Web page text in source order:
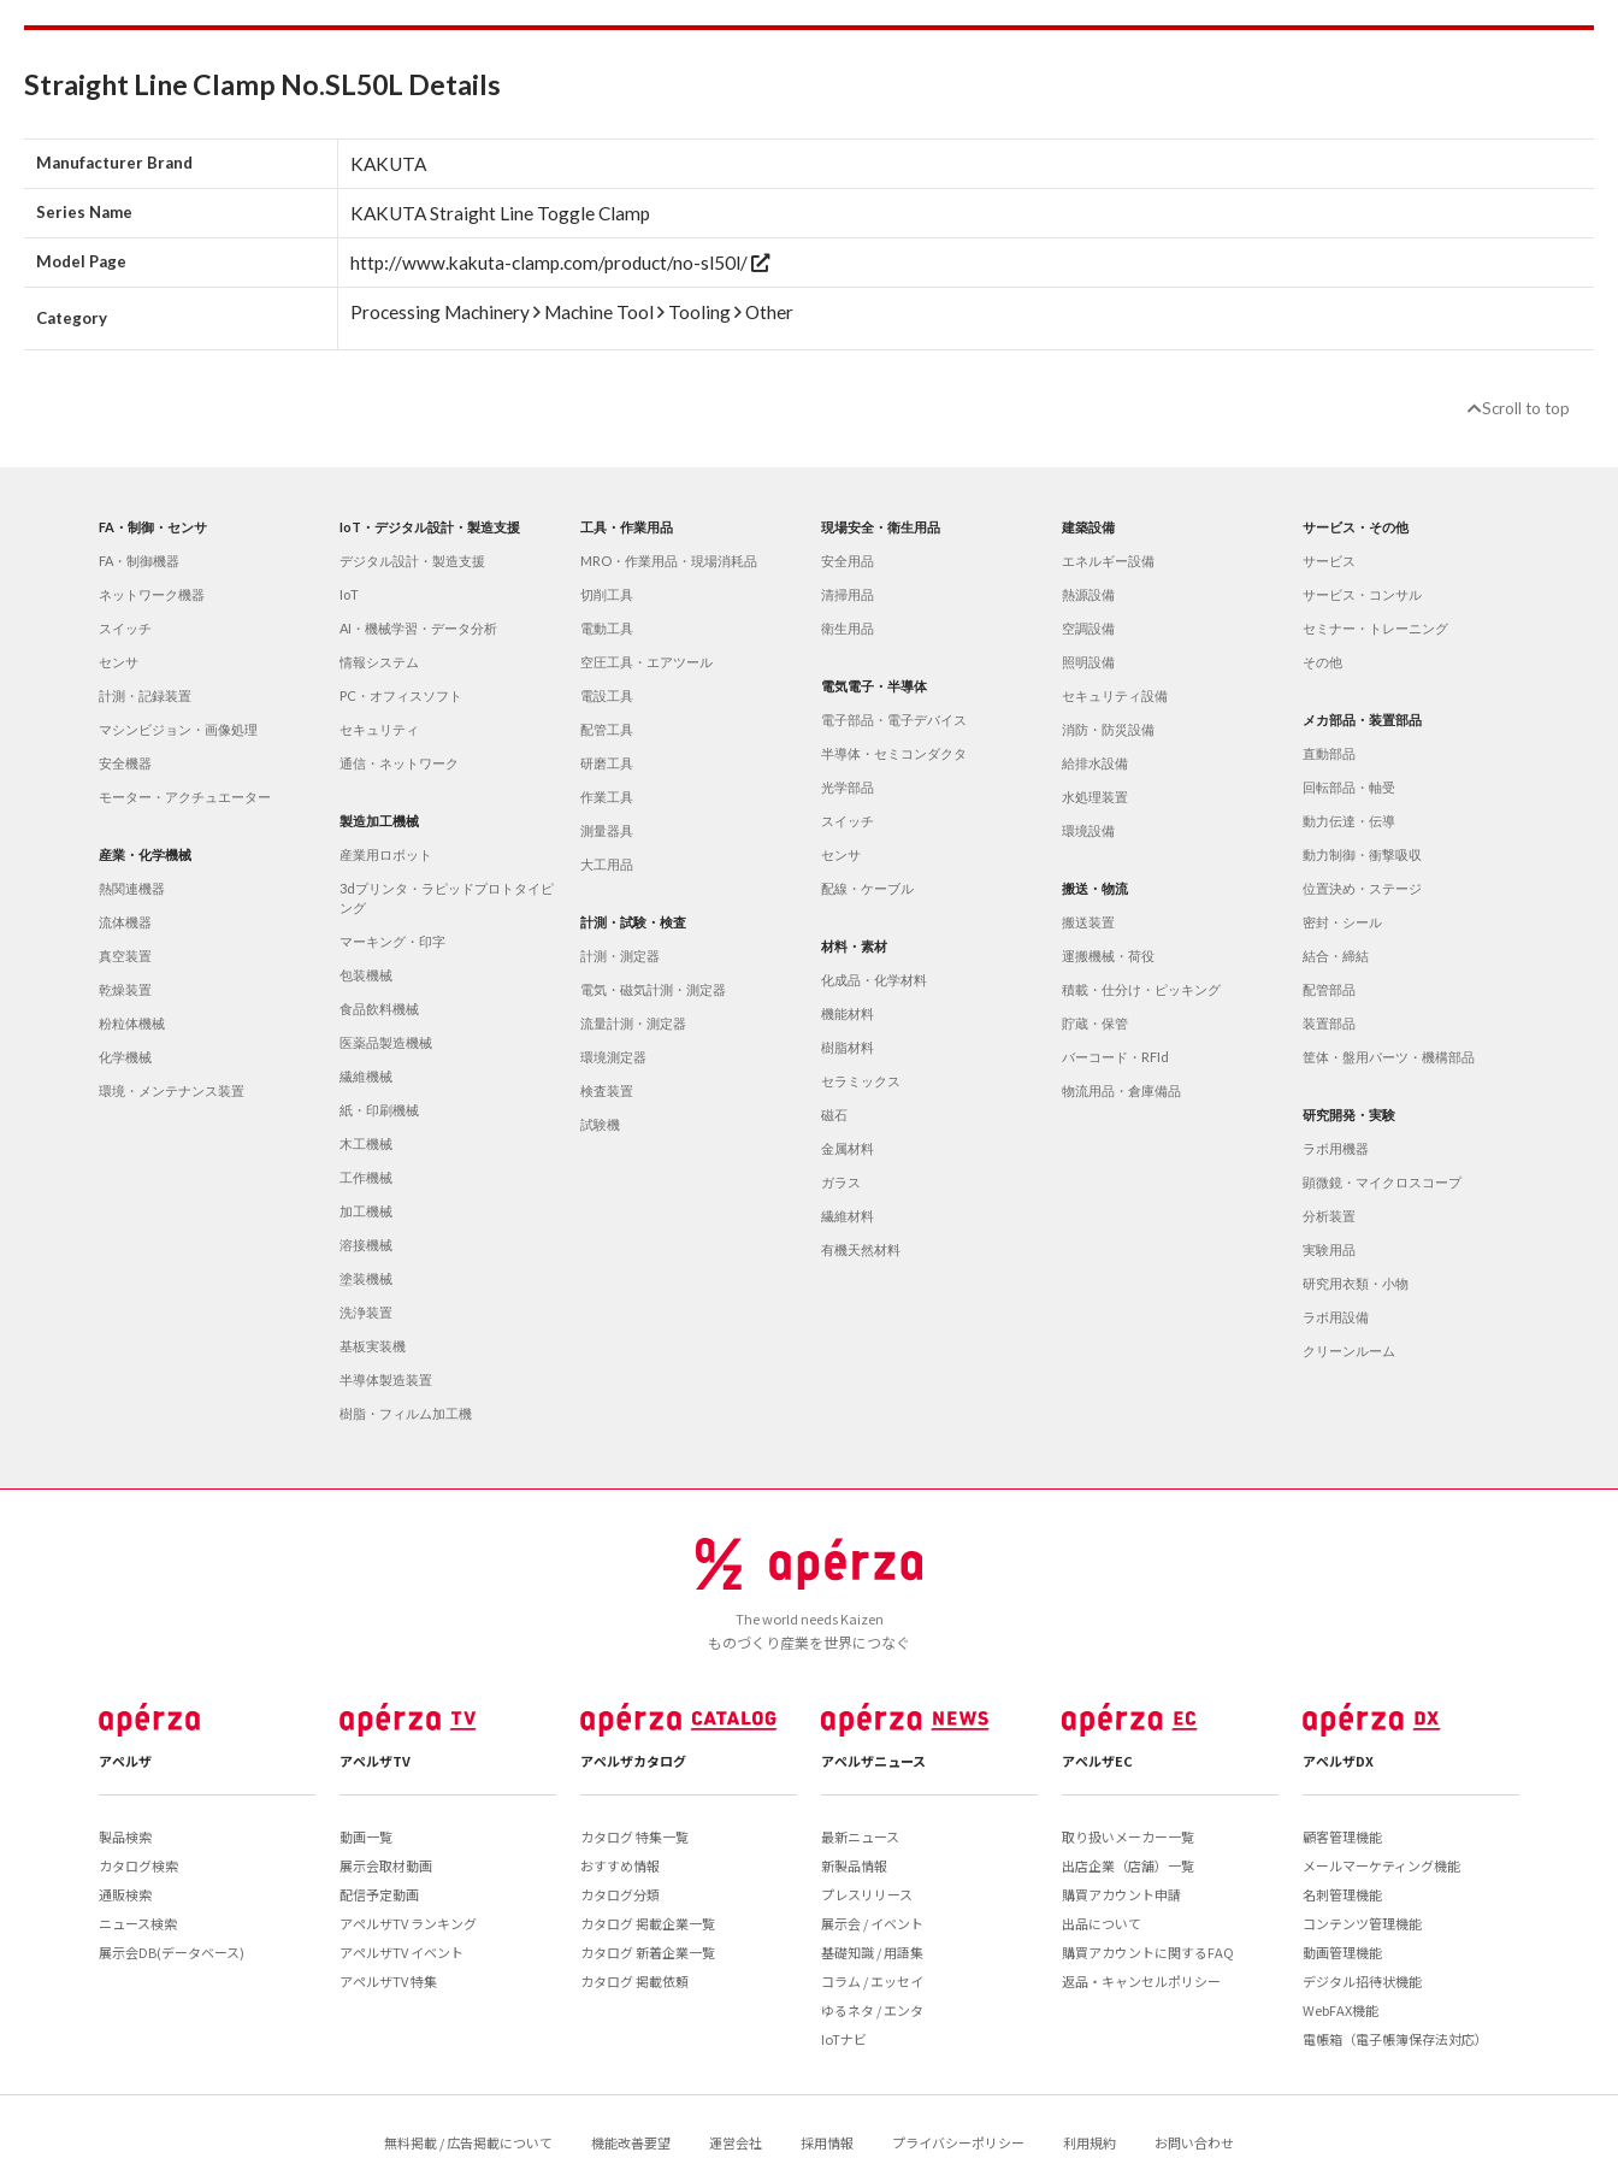
Straight Line Clamp No.SL50L Details
Manufacturer Brand KAKUTA
Series Name KAKUTA Straight Line Toggle Clamp
Model Page http://www.kakuta-clamp.com/product/no-sl50l/
Category Processing Machinery Machine Tool Tooling Other
Scroll to top
FA・制御・センサ
FA・制御機器
ネットワーク機器
スイッチ
センサ
計測・記録装置
マシンビジョン・画像処理
安全機器
モーター・アクチュエーター
IoT・デジタル設計・製造支援
デジタル設計・製造支援
IoT
AI・機械学習・データ分析
情報システム
PC・オフィスソフト
セキュリティ
通信・ネットワーク
工具・作業用品
MRO・作業用品・現場消耗品
切削工具
電動工具
空圧工具・エアツール
電設工具
配管工具
研磨工具
作業工具
測量器具
大工用品
現場安全・衛生用品
安全用品
清掃用品
衛生用品
建築設備
エネルギー設備
熱源設備
空調設備
照明設備
セキュリティ設備
消防・防災設備
給排水設備
水処理装置
環境設備
サービス・その他
サービス
サービス・コンサル
セミナー・トレーニング
その他
電気電子・半導体
電子部品・電子デバイス
半導体・セミコンダクタ
光学部品
スイッチ
センサ
配線・ケーブル
メカ部品・装置部品
直動部品
回転部品・軸受
動力伝達・伝導
動力制御・衝撃吸収
位置決め・ステージ
密封・シール
結合・締結
配管部品
装置部品
筐体・盤用パーツ・機構部品
製造加工機械
産業用ロボット
3dプリンタ・ラピッドプロトタイピ
ング
マーキング・印字
包装機械
食品飲料機械
医薬品製造機械
繊維機械
紙・印刷機械
木工機械
工作機械
加工機械
溶接機械
塗装機械
洗浄装置
基板実装機
半導体製造装置
樹脂・フィルム加工機
産業・化学機械
熱関連機器
流体機器
真空装置
乾燥装置
粉粒体機械
化学機械
環境・メンテナンス装置
搬送・物流
搬送装置
運搬機械・荷役
積載・仕分け・ピッキング
貯蔵・保管
バーコード・RFId
物流用品・倉庫備品
計測・試験・検査
計測・測定器
電気・磁気計測・測定器
流量計測・測定器
環境測定器
検査装置
試験機
材料・素材
化成品・化学材料
機能材料
樹脂材料
セラミックス
磁石
金属材料
ガラス
繊維材料
有機天然材料
研究開発・実験
ラボ用機器
顕微鏡・マイクロスコープ
分析装置
実験用品
研究用衣類・小物
ラボ用設備
クリーンルーム
The world needs Kaizen
ものづくり産業を世界につなぐ
アペルザ
製品検索
カタログ検索
通販検索
ニュース検索
展示会DB(データベース)
アペルザTV
動画一覧
展示会取材動画
配信予定動画
アペルザTV ランキング
アペルザTV イベント
アペルザTV 特集
アペルザカタログ
カタログ 特集一覧
おすすめ情報
カタログ分類
カタログ 掲載企業一覧
カタログ 新着企業一覧
カタログ 掲載依頼
アペルザニュース
最新ニュース
新製品情報
プレスリリース
展示会 / イベント
基礎知識 / 用語集
コラム / エッセイ
ゆるネタ / エンタ
IoTナビ
アペルザEC
取り扱いメーカー一覧
出店企業（店舗）一覧
購買アカウント申請
出品について
購買アカウントに関するFAQ
返品・キャンセルポリシー
アペルザDX
顧客管理機能
メールマーケティング機能
名刺管理機能
コンテンツ管理機能
動画管理機能
デジタル招待状機能
WebFAX機能
電帳箱（電子帳簿保存法対応）
無料掲載 / 広告掲載について 機能改善要望 運営会社 採用情報 プライバシーポリシー 利用規約 お問い合わせ